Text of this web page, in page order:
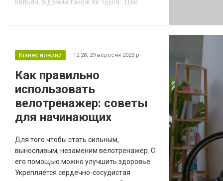
кальян, відомий також як "шіша". Цей
1. Кальян - втілення єгипетської традиції
Бізнес новини 12:28, 29 вересня 2023 р.
Как правильно
использовать
велотренажер: советы
для начинающих
Для того чтобы стать сильным,
выносливым, незаменим велотренажер. С
его помощью можно улучшить здоровье.
Укрепляется сердечно-сосудистая